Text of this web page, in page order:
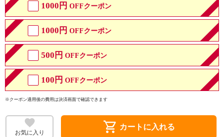
1000円 OFFクーポン
1000円 OFFクーポン
500円 OFFクーポン
100円 OFFクーポン
※クーポン適用後の費用は決済画面で確認できます
お気に入り shopping_cart カートに入れる